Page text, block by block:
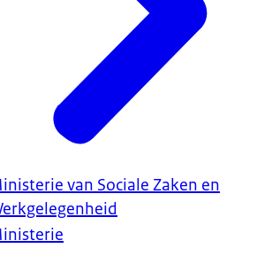
van Sociale Zaken en